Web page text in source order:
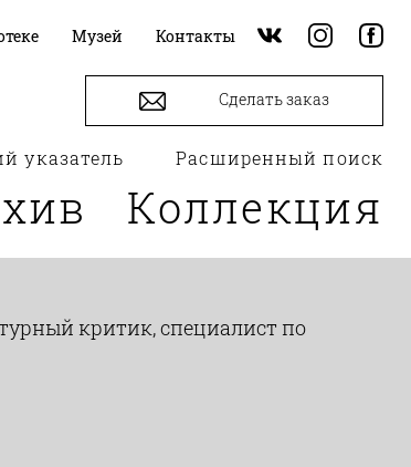
Музей Контакты
указатель Расширенный поиск
Сделать заказ
Коллекция
критик, специалист по